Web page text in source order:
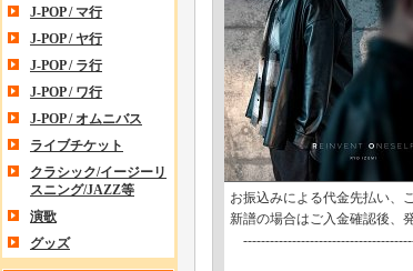
J-POP / マ行
J-POP / ヤ行
J-POP / ラ行
J-POP / ワ行
J-POP / オムニバス
ライブチケット
クラシック/イージーリ
スニング/JAZZ等
演歌
グッズ
お振込みによる代金先払い、
新譜の場合はご入金確認後、